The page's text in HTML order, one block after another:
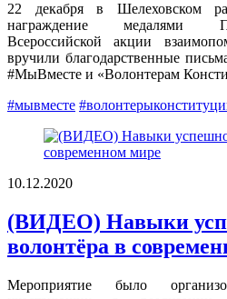
22 декабря в Шелеховском
награждение медалями
Всероссийской акции
вручили благодарственные
#МыВместе и «Волонтерам
#мывместе
10.12.2020
(ВИДЕО) Навыки
волонтёра в
Мероприятие было